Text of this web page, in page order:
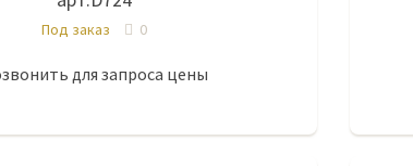
Под заказ 0
для запроса цены